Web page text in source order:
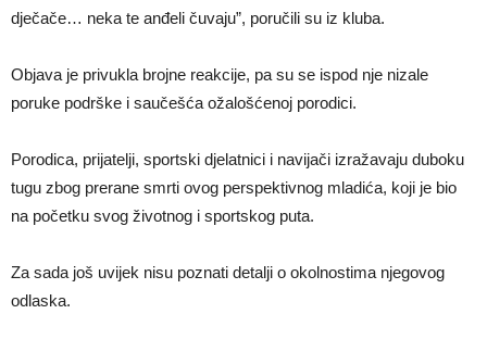
dječače… neka te anđeli čuvaju”, poručili su iz kluba.
Objava je privukla brojne reakcije, pa su se ispod nje nizale
poruke podrške i saučešća ožalošćenoj porodici.
Porodica, prijatelji, sportski djelatnici i navijači izražavaju duboku
tugu zbog prerane smrti ovog perspektivnog mladića, koji je bio
na početku svog životnog i sportskog puta.
Za sada još uvijek nisu poznati detalji o okolnostima njegovog
odlaska.